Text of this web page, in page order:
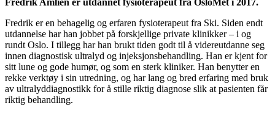
Fredrik er en behagelig og erfaren fysioterapeut fra Ski. Siden endt
utdannelse har han jobbet på forskjellige private klinikker – i og
rundt Oslo. I tillegg har han brukt tiden godt til å videreutdanne seg
innen diagnostisk ultralyd og injeksjonsbehandling. Han er kjent for
sitt lune og gode humør, og som en sterk kliniker. Han benytter en
rekke verktøy i sin utredning, og har lang og bred erfaring med bruk
av ultralyddiagnostikk for å stille riktig diagnose slik at pasienten får
riktig behandling.